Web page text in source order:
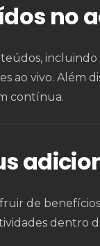
no
incluindo
ao vivo. Além
contínua.
de
dentro